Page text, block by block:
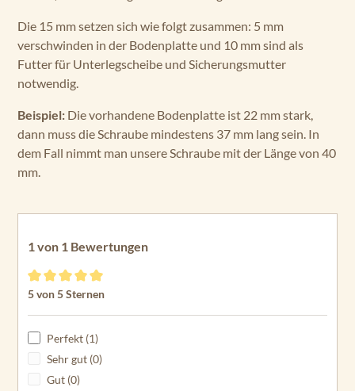
Futter für Unterlegscheibe und Sicherungsmutter
notwendig.
Beispiel:Die vorhandene Bodenplatte ist 22 mm stark,
dem Fall nimmt man unsere Schraube mit der Länge von 40
mm.
Durchschnittliche Bewertung von 5 von 5 Sternen
Perfekt (1)
Gut (0)
Akzeptierbar (0)
Unbefriedigend (0)